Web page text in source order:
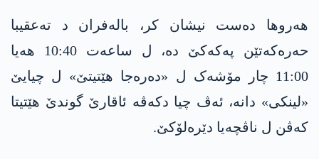
ھەروھا دەست نیشان کر، بالەفران د تەعقیبا
حەرەکەتێن پەکەکێ دە، ل ساعەت 10:40 ھەیا
11:00 چار مۆشەک ل «دەرەجا ھێتیتێ» ل چیایێ
«لینکی» دانە، ئەڤ چیا دکەڤە ئاقارێ گوندێ ھێتیتا
کەڤن ل ناڤچەیا دێرەلۆکێ.